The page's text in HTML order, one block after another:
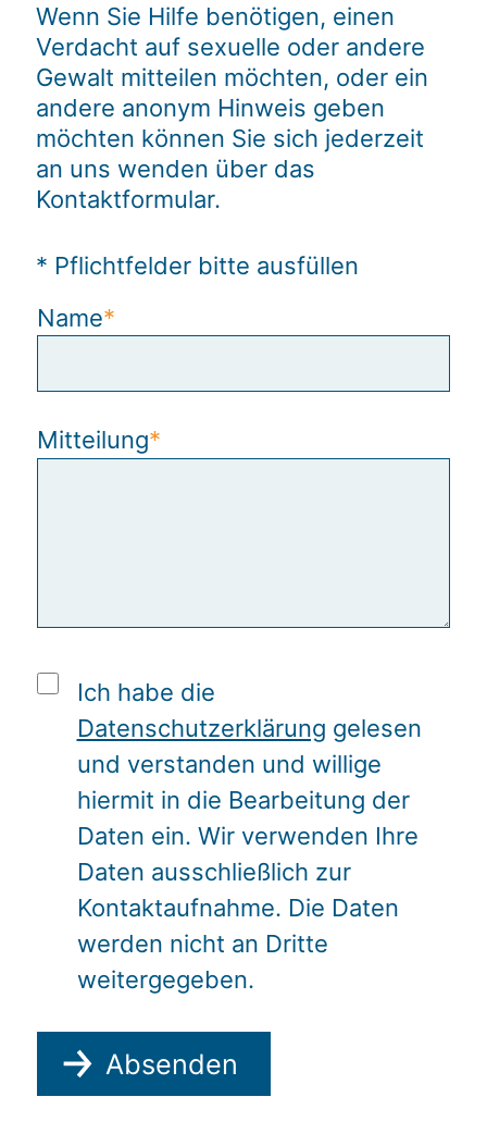
Wenn Sie Hilfe benötigen, einen
Verdacht auf sexuelle oder andere
Gewalt mitteilen möchten, oder ein
andere anonym Hinweis geben
möchten können Sie sich jederzeit
an uns wenden über das
Kontaktformular.
* Pflichtfelder bitte ausfüllen
Name
Mitteilung
Ich habe die
Datenschutzerklärung gelesen
und verstanden und willige
hiermit in die Bearbeitung der
Daten ein. Wir verwenden Ihre
Daten ausschließlich zur
Kontaktaufnahme. Die Daten
werden nicht an Dritte
weitergegeben.
Absenden